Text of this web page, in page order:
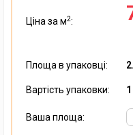
Ціна за м2:
Площа в упаковці:
Вартість упаковки:
Ваша площа: